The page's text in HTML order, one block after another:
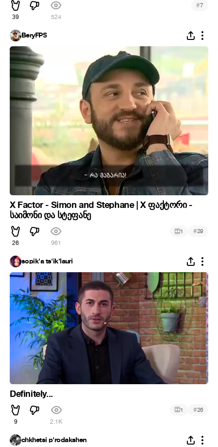
39 524
#7
BeryFPS
X Factor - Simon and Stephane | X ფაქტორი -
საიმონი და სტეფანე
26 961
1 #29
sopik'a ts'ik'lauri
Definitely...
9 2.1K
1 #26
chkhetsi p'rodakshen